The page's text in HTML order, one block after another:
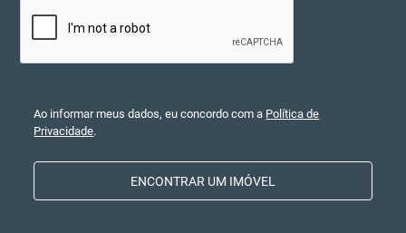
Ao informar meus dados, eu concordo com a Política de
Privacidade.
ENCONTRAR UM IMÓVEL